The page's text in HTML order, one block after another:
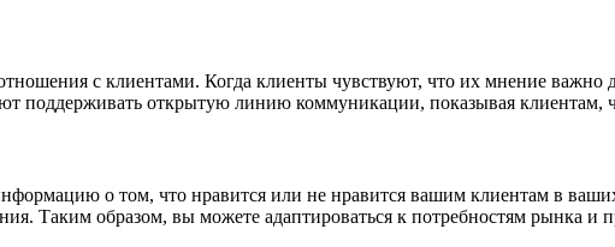
с клиентами. Когда клиенты чувствуют, что их мнение важно
открытую линию коммуникации, показывая клиентам,
о том, что нравится или не нравится вашим клиентам в
Таким образом, вы можете адаптироваться к потребностям рынка и